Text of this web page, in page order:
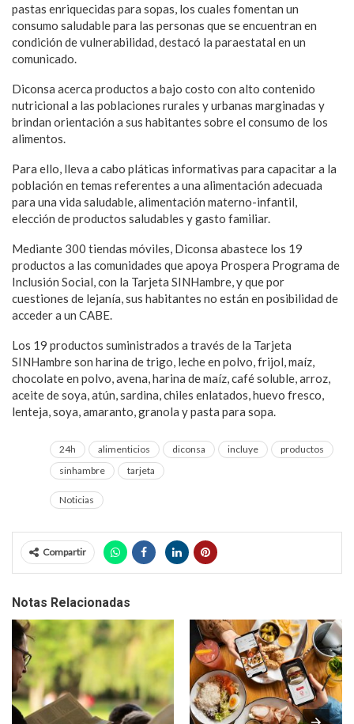
pastas enriquecidas para sopas, los cuales fomentan un
consumo saludable para las personas que se encuentran en
condición de vulnerabilidad, destacó la paraestatal en un
comunicado.
Diconsa acerca productos a bajo costo con alto contenido
nutricional a las poblaciones rurales y urbanas marginadas y
brindan orientación a sus habitantes sobre el consumo de los
alimentos.
Para ello, lleva a cabo pláticas informativas para capacitar a la
población en temas referentes a una alimentación adecuada
para una vida saludable, alimentación materno-infantil,
elección de productos saludables y gasto familiar.
Mediante 300 tiendas móviles, Diconsa abastece los 19
productos a las comunidades que apoya Prospera Programa de
Inclusión Social, con la Tarjeta SINHambre, y que por
cuestiones de lejanía, sus habitantes no están en posibilidad de
acceder a un CABE.
Los 19 productos suministrados a través de la Tarjeta
SINHambre son harina de trigo, leche en polvo, frijol, maíz,
chocolate en polvo, avena, harina de maíz, café soluble, arroz,
aceite de soya, atún, sardina, chiles enlatados, huevo fresco,
lenteja, soya, amaranto, granola y pasta para sopa.
24h alimenticios diconsa incluye
productos
sinhambre
tarjeta
Noticias
Compartir
Notas Relacionadas